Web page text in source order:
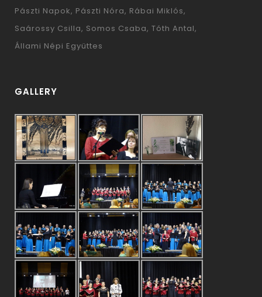
Pászti Napok Pászti Nóra Rábai Miklós
Saárossy Csilla Somos Csaba Tóth Antal
Állami Népi Együttes
GALLERY